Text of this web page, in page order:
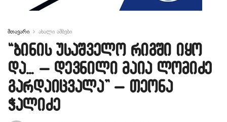
მთავარი ახალი ამბები
“ბინის უსაშველო რიგში იყო
და… – დევნილი მაია ლომიძე
გარდაიცვალა” – თეონა
ჭალიძე